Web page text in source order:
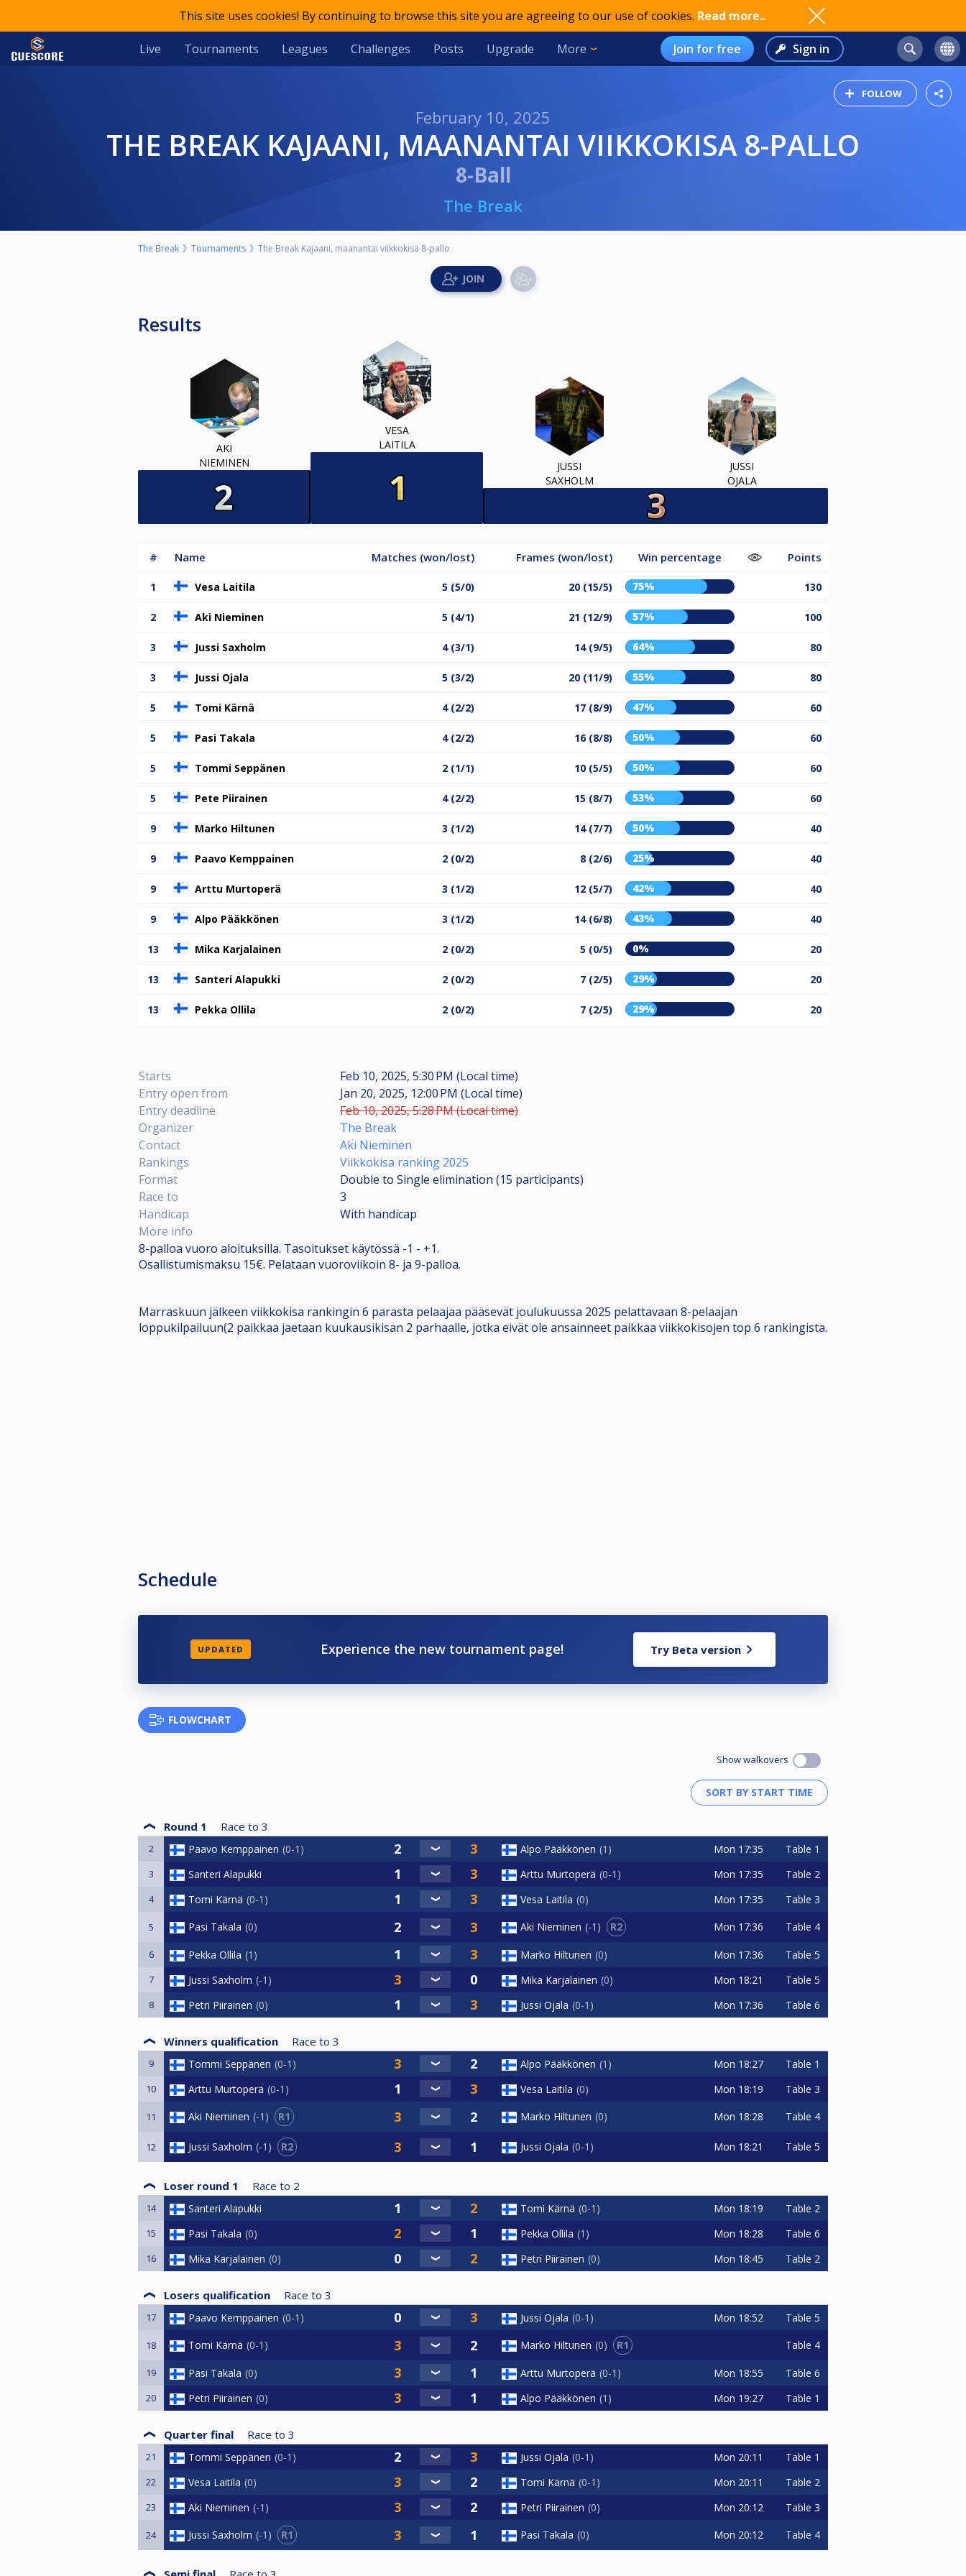
This site uses cookies! By continuing to browse this site you are agreeing to our use of cookies. Read more..
Live Tournaments Leagues Challenges Posts Upgrade More Join for free Sign in
FOLLOW
February 10, 2025
THE BREAK KAJAANI, MAANANTAI VIIKKOKISA 8-PALLO
8-Ball
The Break
The Break Tournaments The Break Kajaani, maanantai viikkokisa 8-pallo
Results
AKI
NIEMINEN
VESA
LAITILA
JUSSI
SAXHOLM
JUSSI
OJALA
# Name Matches (won/lost) Frames (won/lost) Win percentage Points
1 Vesa Laitila 5 (5/0) 20 (15/5) 75% 130
2 Aki Nieminen 5 (4/1) 21 (12/9) 57% 100
3 Jussi Saxholm 4 (3/1) 14 (9/5) 64% 80
3 Jussi Ojala 5 (3/2) 20 (11/9) 55% 80
5 Tomi Kärnä 4 (2/2) 17 (8/9) 47% 60
5 Pasi Takala 4 (2/2) 16 (8/8) 50% 60
5 Tommi Seppänen 2 (1/1) 10 (5/5) 50% 60
5 Pete Piirainen 4 (2/2) 15 (8/7) 53% 60
9 Marko Hiltunen 3 (1/2) 14 (7/7) 50% 40
9 Paavo Kemppainen 2 (0/2) 8 (2/6) 25% 40
9 Arttu Murtoperä 3 (1/2) 12 (5/7) 42% 40
9 Alpo Pääkkönen 3 (1/2) 14 (6/8) 43% 40
13 Mika Karjalainen 2 (0/2) 5 (0/5) 0% 20
13 Santeri Alapukki 2 (0/2) 7 (2/5) 29% 20
13 Pekka Ollila 2 (0/2) 7 (2/5) 29% 20
Starts
Feb 10, 2025, 5:30 PM (Local time)
Entry open from
Jan 20, 2025, 12:00 PM (Local time)
Entry deadline
Feb 10, 2025, 5:28 PM (Local time)
Organizer
The Break
Contact
Aki Nieminen
Rankings
Viikkokisa ranking 2025
Format
Double to Single elimination (15 participants)
Race to
3
Handicap
With handicap
More info
8-palloa vuoro aloituksilla. Tasoitukset käytössä -1 - +1.
Osallistumismaksu 15€. Pelataan vuoroviikoin 8- ja 9-palloa.
Marraskuun jälkeen viikkokisa rankingin 6 parasta pelaajaa pääsevät joulukuussa 2025 pelattavaan 8-pelaajan
loppukilpailuun(2 paikkaa jaetaan kuukausikisan 2 parhaalle, jotka eivät ole ansainneet paikkaa viikkokisojen top 6 rankingista.
Schedule
UPDATED Experience the new tournament page! Try Beta version
FLOWCHART
Show walkovers
Round 1 Race to 3
2 Paavo Kemppainen 0-1 Alpo Pääkkönen 1 Mon 17:35 Table 1
3 Santeri Alapukki Arttu Murtoperä 0-1 Mon 17:35 Table 2
4 Tomi Kärnä 0-1 Vesa Laitila 0 Mon 17:35 Table 3
5 Pasi Takala 0 Aki Nieminen -1 R2 Mon 17:36 Table 4
6 Pekka Ollila 1 Marko Hiltunen 0 Mon 17:36 Table 5
7 Jussi Saxholm -1 Mika Karjalainen 0 Mon 18:21 Table 5
8 Petri Piirainen 0 Jussi Ojala 0-1 Mon 17:36 Table 6
Winners qualification Race to 3
9 Tommi Seppänen 0-1 Alpo Pääkkönen 1 Mon 18:27 Table 1
10 Arttu Murtoperä 0-1 Vesa Laitila 0 Mon 18:19 Table 3
11 Aki Nieminen -1 R1 Marko Hiltunen 0 Mon 18:28 Table 4
12 Jussi Saxholm -1 R2 Jussi Ojala 0-1 Mon 18:21 Table 5
Loser round 1 Race to 2
14 Santeri Alapukki Tomi Kärnä 0-1 Mon 18:19 Table 2
15 Pasi Takala 0 Pekka Ollila 1 Mon 18:28 Table 6
16 Mika Karjalainen 0 Petri Piirainen 0 Mon 18:45 Table 2
Losers qualification Race to 3
17 Paavo Kemppainen 0-1 Jussi Ojala 0-1 Mon 18:52 Table 5
18 Tomi Kärnä 0-1 Marko Hiltunen 0 R1 Table 4
19 Pasi Takala 0 Arttu Murtoperä 0-1 Mon 18:55 Table 6
20 Petri Piirainen 0 Alpo Pääkkönen 1 Mon 19:27 Table 1
Quarter final Race to 3
21 Tommi Seppänen 0-1 Jussi Ojala 0-1 Mon 20:11 Table 1
22 Vesa Laitila 0 Tomi Kärnä 0-1 Mon 20:11 Table 2
23 Aki Nieminen -1 Petri Piirainen 0 Mon 20:12 Table 3
24 Jussi Saxholm -1 R1 Pasi Takala 0 Mon 20:12 Table 4